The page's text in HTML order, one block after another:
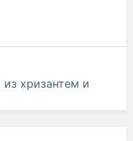
хризантем и